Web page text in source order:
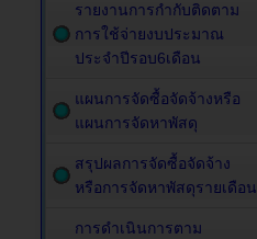
รายงานการกำกับติดตาม
การใช้จ่ายงบประมาณ
ประจำปีรอบ6เดือน
แผนการจัดซื้อจัดจ้างหรือ
แผนการจัดหาพัสดุ
สรุปผลการจัดซื้อจัดจ้าง
หรือการจัดหาพัสดุรายเดือน
การดำเนินการตาม